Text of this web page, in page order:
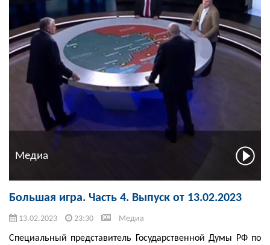
Медиа
Большая игра. Часть 4. Выпуск от 13.02.2023
13.02.2023 23:30 Медиа
Специальный представитель Государственной Думы РФ по